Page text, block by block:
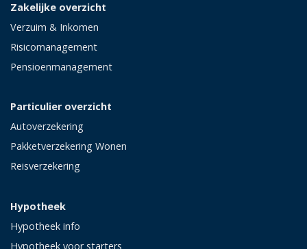
Zakelijke overzicht
Verzuim & Inkomen
Risicomanagement
Pensioenmanagement
Particulier overzicht
Autoverzekering
Pakketverzekering Wonen
Reisverzekering
Hypotheek
Hypotheek info
Hypotheek voor starters